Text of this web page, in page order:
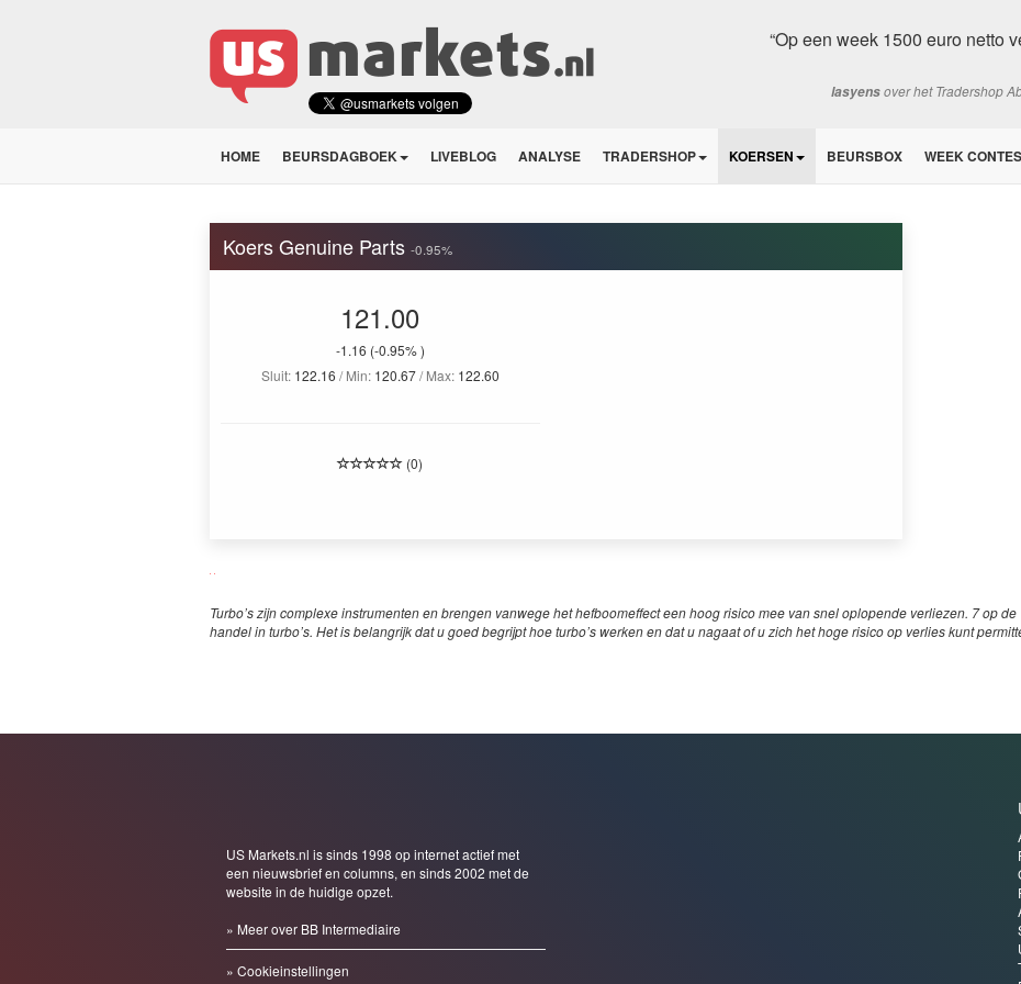
“Op een week 1500 euro netto
lasyensover het Tradershop
HOME BEURSDAGBOEK LIVEBLOG ANALYSE TRADERSHOP KOERSEN BEURSBOX WEEK
Koers Genuine Parts -0.95%
121.00
-1.16 (-0.95% )
Sluit:122.16 / Min:120.67/ Max:122.60
(0)
Turbo’s zijn complexe instrumenten en brengen vanwege het hefboomeffect een hoog risico mee van snel oplopende verliezen. 7 op
handel in turbo’s. Het is belangrijk dat u goed begrijpt hoe turbo’s werken en dat u nagaat of u zich het hoge risico op verlies kunt
US Markets.nl is sinds 1998 op internet actief met
een nieuwsbrief en columns, en sinds 2002 met de
website in de huidige opzet.
» Meer over BB Intermediaire
» Cookieinstellingen